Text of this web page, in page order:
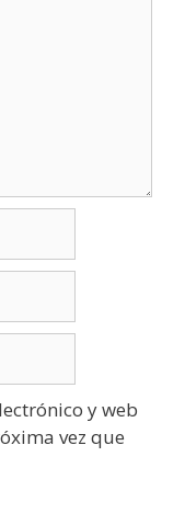
y web
vez que